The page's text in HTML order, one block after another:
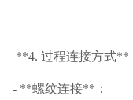
**4. 过程连接方式**
- **螺纹连接**：